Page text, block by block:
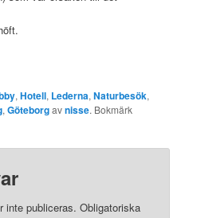
,Hotell, Lederna,Naturbesök,
,Göteborgavnisse. Bokmärk
inte publiceras. Obligatoriska